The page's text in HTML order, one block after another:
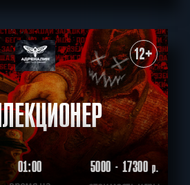
12+
01:00 5000 - 17300р.